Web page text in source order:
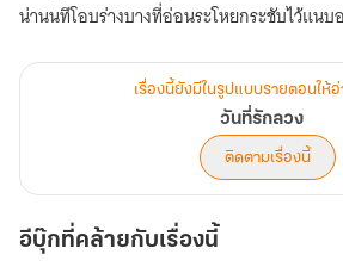
น่านนทีโอบร่างบางที่อ่อนระโหยกระชับไว้แนบ
เขาเองก็เสียใจที่ต้องทำอย่างนี้ แต่นี่เป็นวิธีที่ดี
เพราะเขาไม่สามารถแต่งงานกับณิชาภัทรได้ แ
ด้วย
มองใบหน้าที่เปื้อนคราบน้ำตา ปลายนิ้วเรียวยา
โยน ก่อนจะเลยไปทัดผมหลังใบหูให้เธอ
เรื่องนี้ยังมีในรูปแบบรายตอนให้
วันที่รักลวง
ติดตามเรื่องนี้
อีบุ๊กที่คล้ายกับเรื่องนี้